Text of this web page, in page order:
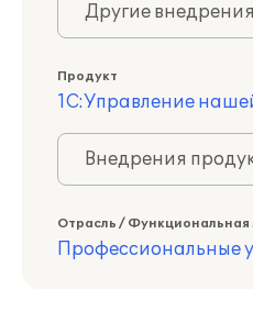
Другие
Продукт
1С:Управление
Внедрения
Отрасль / Функциональная
Профессиональные